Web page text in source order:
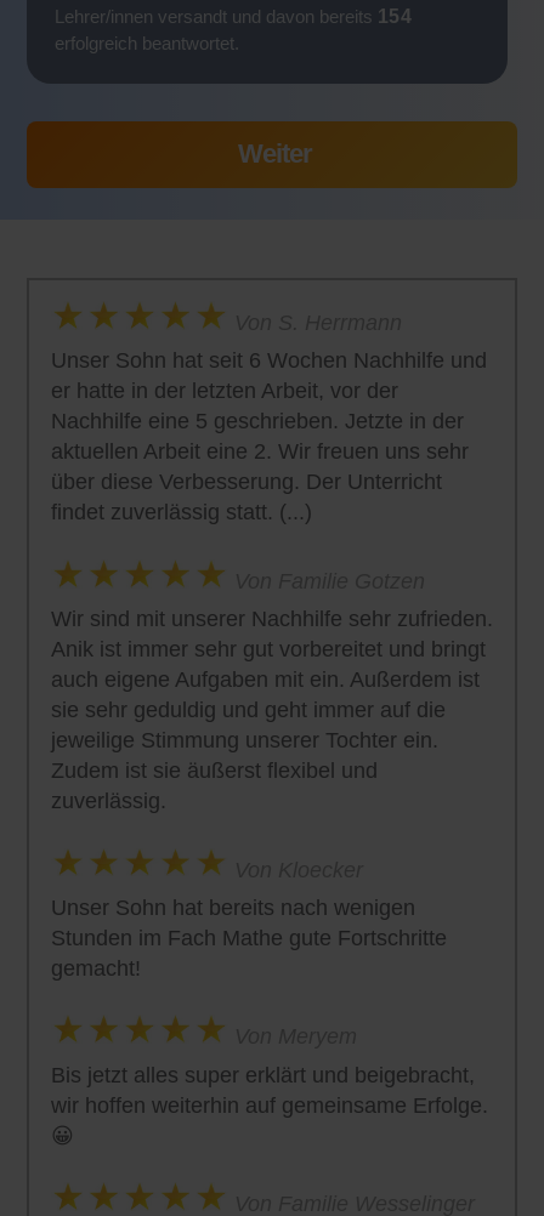
Lehrer/innen versandt und davon bereits 154
erfolgreich beantwortet.
Unser Sohn hat seit 6 Wochen Nachhilfe und
er hatte in der letzten Arbeit, vor der
Nachhilfe eine 5 geschrieben. Jetzte in der
aktuellen Arbeit eine 2. Wir freuen uns sehr
über diese Verbesserung. Der Unterricht
findet zuverlässig statt. (...)
Wir sind mit unserer Nachhilfe sehr zufrieden.
Anik ist immer sehr gut vorbereitet und bringt
auch eigene Aufgaben mit ein. Außerdem ist
sie sehr geduldig und geht immer auf die
jeweilige Stimmung unserer Tochter ein.
Zudem ist sie äußerst flexibel und
zuverlässig.
Unser Sohn hat bereits nach wenigen
Stunden im Fach Mathe gute Fortschritte
gemacht!
Bis jetzt alles super erklärt und beigebracht,
wir hoffen weiterhin auf gemeinsame Erfolge.
😀